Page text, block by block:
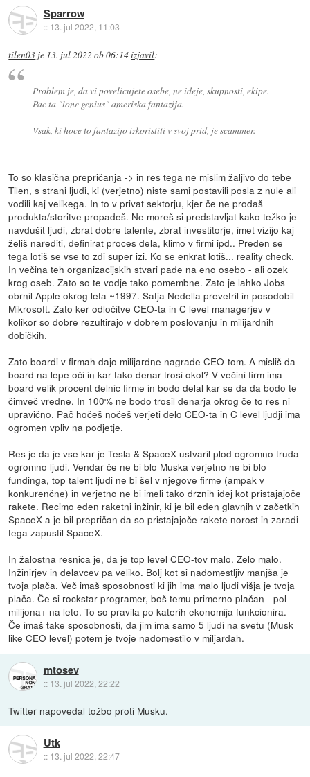
Sparrow
:: 13. jul 2022, 11:03
tilen03 je 13. jul 2022 ob 06:14izjavil:
Problem je, da vi povelicujete osebe, ne ideje, skupnosti, ekipe.
Pac ta "lone genius" ameriska fantazija.
Vsak, ki hoce to fantazijo izkoristiti v svoj prid, je scammer.
To so klasična prepričanja -> in res tega ne mislim žaljivo do tebe
Tilen, s strani ljudi, ki (verjetno) niste sami postavili posla z nule ali
vodili kaj velikega. In to v privat sektorju, kjer če ne prodaš
produkta/storitve propadeš. Ne moreš si predstavljat kako težko je
navdušit ljudi, zbrat dobre talente, zbrat investitorje, imet vizijo kaj
želiš narediti, definirat proces dela, klimo v firmi ipd.. Preden se
tega lotiš se vse to zdi super izi. Ko se enkrat lotiš... reality check.
In večina teh organizacijskih stvari pade na eno osebo - ali ozek
krog oseb. Zato so te vodje tako pomembne. Zato je lahko Jobs
obrnil Apple okrog leta ~1997. Satja Nedella prevetril in posodobil
Mikrosoft. Zato ker odločitve CEO-ta in C level managerjev v
kolikor so dobre rezultirajo v dobrem poslovanju in milijardnih
dobičkih.
Zato boardi v firmah dajo milijardne nagrade CEO-tom. A misliš da
board na lepe oči in kar tako denar trosi okol? V večini firm ima
board velik procent delnic firme in bodo delal kar se da da bodo te
čimveč vredne. In 100% ne bodo trosil denarja okrog če to res ni
upravično. Pač hočeš nočeš verjeti delo CEO-ta in C level ljudji ima
ogromen vpliv na podjetje.
Res je da je vse kar je Tesla & SpaceX ustvaril plod ogromno truda
ogromno ljudi. Vendar če ne bi blo Muska verjetno ne bi blo
fundinga, top talent ljudi ne bi šel v njegove firme (ampak v
konkurenčne) in verjetno ne bi imeli tako drznih idej kot pristajajoče
rakete. Recimo eden raketni inžinir, ki je bil eden glavnih v začetkih
SpaceX-a je bil prepričan da so pristajajoče rakete norost in zaradi
tega zapustil SpaceX.
In žalostna resnica je, da je top level CEO-tov malo. Zelo malo.
Inžinirjev in delavcev pa veliko. Bolj kot si nadomestljiv manjša je
tvoja plača. Več imaš sposobnosti ki jih ima malo ljudi višja je tvoja
plača. Če si rockstar programer, boš temu primerno plačan - pol
milijona+ na leto. To so pravila po katerih ekonomija funkcionira.
Če imaš take sposobnosti, da jim ima samo 5 ljudi na svetu (Musk
like CEO level) potem je tvoje nadomestilo v miljardah.
mtosev
:: 13. jul 2022, 22:22
Twitter napovedal tožbo proti Musku.
Utk
:: 13. jul 2022, 22:47